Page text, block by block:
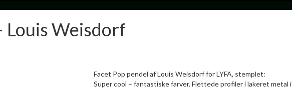
Louis Weisdorf
Facet Pop pendel af Louis Weisdorf for LYFA, stemplet:
Super cool – fantastiske farver. Flettede profiler i lakeret metal i